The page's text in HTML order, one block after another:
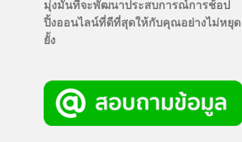
มุ่งมั่นที่จะพัฒนาประสบการณ์การช้อป
ปิ้งออนไลน์ที่ดีที่สุดให้กับคุณอย่างไม่หยุด
ยั้ง